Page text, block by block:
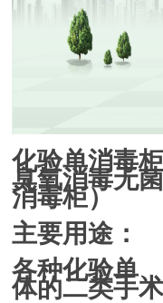
化验单消毒
臭氧消毒无
消毒柜）
主要用途：
各种化验单
体的二类手